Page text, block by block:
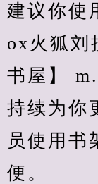
建议你
ox火狐刘
书屋】
持续为你
员使用书
便。